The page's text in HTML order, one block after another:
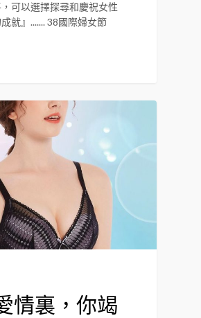
可以選擇探尋和慶祝女性
就』....... 38國際婦女節
情裏，你竭